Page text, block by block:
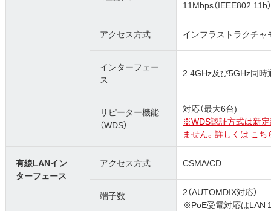
11Mbps（IEEE802.11b
アクセス方式 インフラストラクチャ
インターフェー
ス
2.4GHz及び5GHz同時
リピーター機能
（WDS）
対応（最大6台)
※WDS認証方式は新
ません。詳しくは こ
有線LANイン
ターフェース
アクセス方式 CSMA/CD
端子数
2（AUTOMDIX対応）
※PoE受電対応はLAN